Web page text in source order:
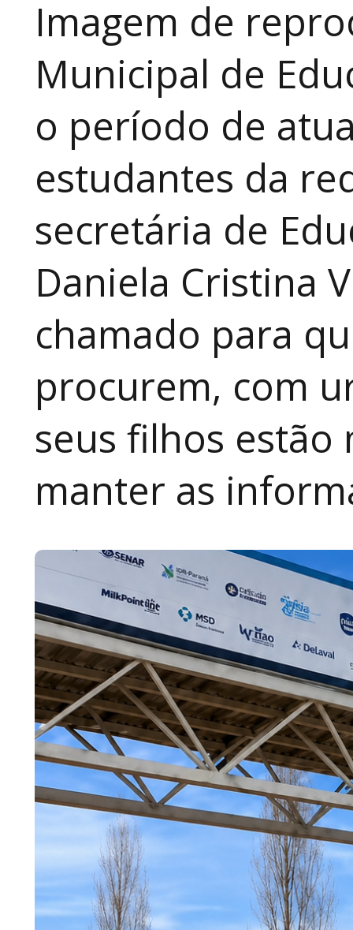
Imagem de
Municipal de
o período de
estudantes da
secretária de
Daniela Cristina
chamado para
procurem, com
seus filhos
manter as